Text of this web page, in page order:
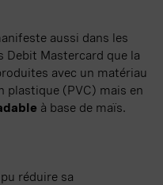
aussi dans les
Debit Mastercard que la
avec un matériau
plastique (PVC) mais en
à base de maïs.
réduire sa